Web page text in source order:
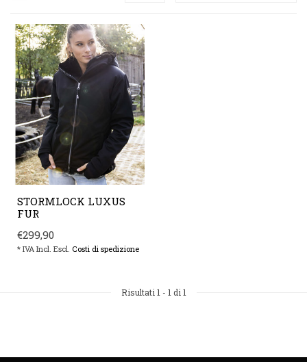
STORMLOCK LUXUS
FUR
€299,90
* IVA Incl. Escl. Costi di spedizione
Risultati1- 1di 1